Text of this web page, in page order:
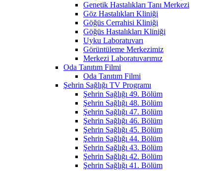
Genetik Hastalıkları Tanı Merkezi
Göz Hastalıkları Kliniği
Göğüs Cerrahisi Kliniği
Göğüs Hastalıkları Kliniği
Uyku Laboratuvarı
Görüntüleme Merkezimiz
Merkezi Laboratuvarımız
Oda Tanıtım Filmi
Oda Tanıtım Filmi
Şehrin Sağlığı TV Programı
Şehrin Sağlığı 49. Bölüm
Şehrin Sağlığı 48. Bölüm
Şehrin Sağlığı 47. Bölüm
Şehrin Sağlığı 46. Bölüm
Şehrin Sağlığı 45. Bölüm
Şehrin Sağlığı 44. Bölüm
Şehrin Sağlığı 43. Bölüm
Şehrin Sağlığı 42. Bölüm
Şehrin Sağlığı 41. Bölüm